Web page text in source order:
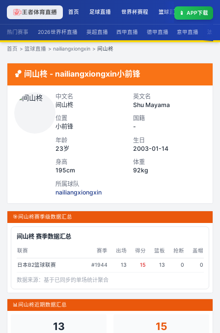
首页 足球直播 世界杯赛程 篮球直播 联赛积分
📱 APP下载
热门赛事 2026世界杯直播 英超直播 西甲直播 德甲直播 意甲直播 法甲
首页 > 篮球直播 > nailiangxiongxin > 间山柊
🏀 间山柊 - nailiangxiongxin小前锋
中文名
间山柊
英文名
Shu Mayama
位置
小前锋
国籍
-
年龄
23岁
生日
2003-01-14
身高
195cm
体重
92kg
所属球队
nailiangxiongxin
🎯间山柊赛季级数据汇总
间山柊赛季数据汇总
联赛 赛季 出场 得分 篮板 抢断 盖帽
日本B2篮球联赛 #1944 13 15 13 0 0
数据来源： 基于已同步的单场统计聚合
📊间山柊近期数据汇总
13 15